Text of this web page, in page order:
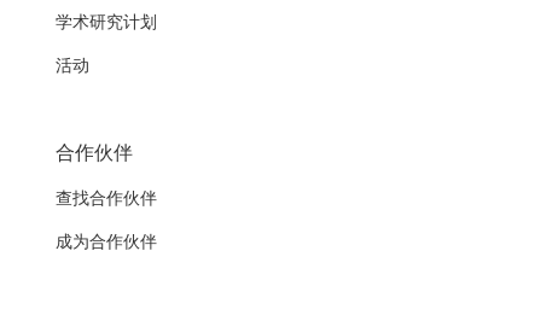
学术研究计划
活动
合作伙伴
查找合作伙伴
成为合作伙伴